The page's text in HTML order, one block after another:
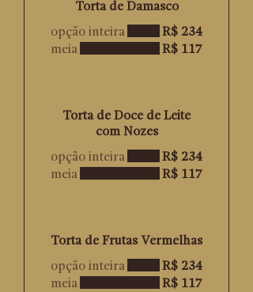
Torta de Damasco
opção inteira
R$ 234
meia
R$ 117
Torta de Doce de Leite
com Nozes
opção inteira
R$ 234
meia
R$ 117
Torta de Frutas Vermelhas
opção inteira
R$ 234
meia
R$ 117